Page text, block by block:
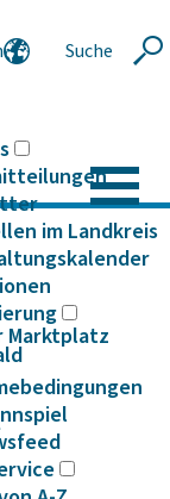
Suche
im Landkreis
Marktplatz